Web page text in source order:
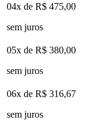
04x de R$ 475,00
sem juros
05x de R$ 380,00
sem juros
06x de R$ 316,67
sem juros